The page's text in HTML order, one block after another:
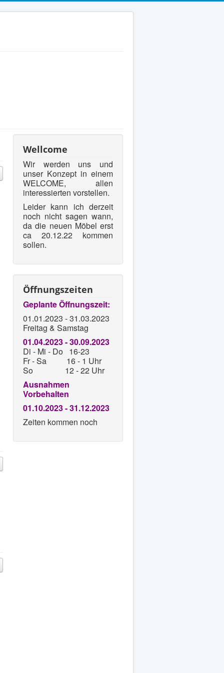
Wellcome
Wir werden uns und
unser Konzept in einem
WELCOME, allen
interessierten vorstellen.
Leider kann ich derzeit
noch nicht sagen wann,
da die neuen Möbel erst
ca 20.12.22 kommen
sollen.
Öffnungszeiten
Geplante Öffnungszeit:
01.01.2023 - 31.03.2023
Freitag & Samstag
01.04.2023 - 30.09.2023
Di - Mi - Do 16-23
Fr - Sa 16 - 1 Uhr
So 12 - 22 Uhr
Ausnahmen
Vorbehalten
01.10.2023 - 31.12.2023
Zeiten kommen noch